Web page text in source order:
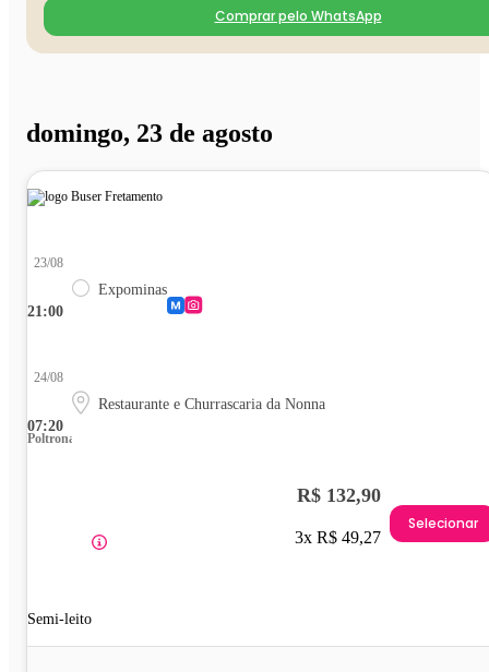
Comprar pelo WhatsApp
domingo, 23 de agosto
21:00
23/08
Expominas
07:20
24/08
Restaurante e Churrascaria da Nonna
Poltrona
Semi-leito
R$ 132,90
3x R$ 49,27
Selecionar